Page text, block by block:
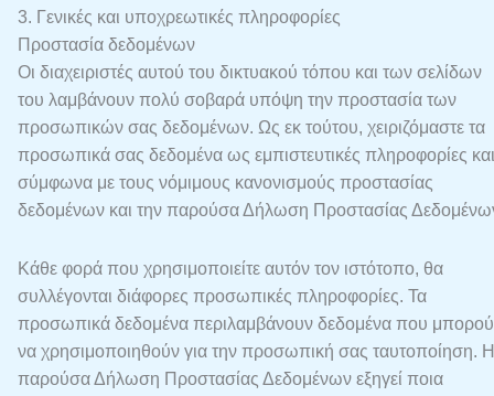
3. Γενικές και υποχρεωτικές πληροφορίες
Προστασία δεδομένων
Οι διαχειριστές αυτού του δικτυακού τόπου και των σελίδων
του λαμβάνουν πολύ σοβαρά υπόψη την προστασία των
προσωπικών σας δεδομένων. Ως εκ τούτου, χειριζόμαστε τα
προσωπικά σας δεδομένα ως εμπιστευτικές πληροφορίες και
σύμφωνα με τους νόμιμους κανονισμούς προστασίας
δεδομένων και την παρούσα Δήλωση Προστασίας
Κάθε φορά που χρησιμοποιείτε αυτόν τον ιστότοπο, θα
συλλέγονται διάφορες προσωπικές πληροφορίες. Τα
προσωπικά δεδομένα περιλαμβάνουν δεδομένα που
να χρησιμοποιηθούν για την προσωπική σας ταυτοποίηση. Η
παρούσα Δήλωση Προστασίας Δεδομένων εξηγεί ποια